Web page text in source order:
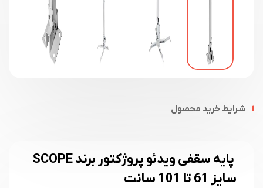
شرایط خرید محصول
پایه سقفی ویدئو پروژکتور برند SCOPE
سایز 61 تا 101 سانت